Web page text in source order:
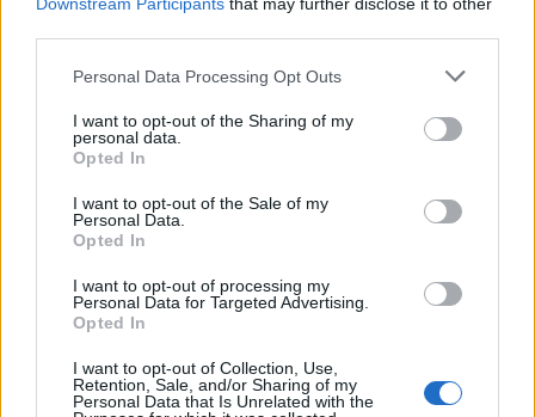
Please note that this website/app uses one or more Google
not limited to your visit or usage behaviour. You may click to
grant or deny consent to Google and its third-party tags to
use your data for below specified purposes in below Google
consent section.
Personal Data Processing Opt Outs
I want to opt-out of the Sharing of my
personal data.
Opted In
I want to opt-out of the Sale of my
Personal Data.
Opted In
I want to opt-out of processing my
Personal Data for Targeted Advertising.
Opted In
I want to opt-out of Collection, Use,
Retention, Sale, and/or Sharing of my
Personal Data that Is Unrelated with the